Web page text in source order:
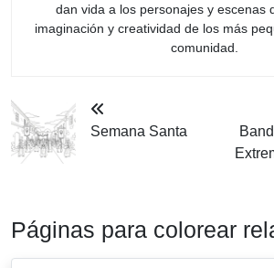
dan vida a los personajes y escenas
imaginación y creatividad de los más
comunidad.
Semana Santa
Páginas para colorear